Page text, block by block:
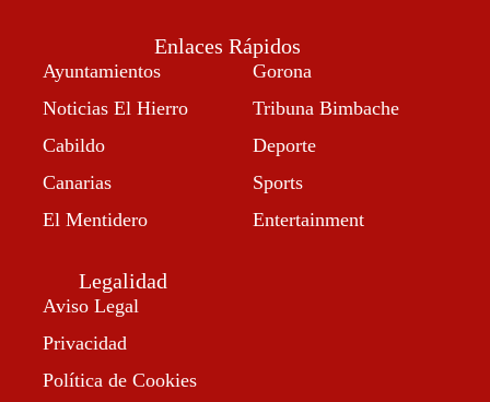
Enlaces Rápidos
Ayuntamientos
Noticias El Hierro
Cabildo
Canarias
El Mentidero
Gorona
Tribuna Bimbache
Deporte
Sports
Entertainment
Legalidad
Aviso Legal
Privacidad
Política de Cookies